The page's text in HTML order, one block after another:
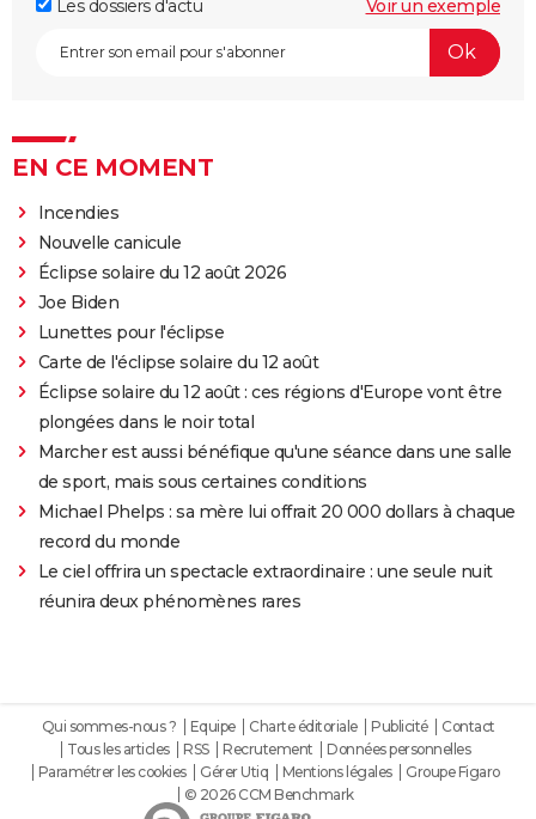
Les dossiers d'actu
Voir un exemple
EN CE MOMENT
Incendies
Nouvelle canicule
Éclipse solaire du 12 août 2026
Joe Biden
Lunettes pour l'éclipse
Carte de l'éclipse solaire du 12 août
Éclipse solaire du 12 août : ces régions d'Europe vont être
plongées dans le noir total
Marcher est aussi bénéfique qu'une séance dans une salle
de sport, mais sous certaines conditions
Michael Phelps : sa mère lui offrait 20 000 dollars à chaque
record du monde
Le ciel offrira un spectacle extraordinaire : une seule nuit
réunira deux phénomènes rares
Qui sommes-nous ? Equipe Charte éditoriale Publicité
Contact
Tous les articles
RSS Recrutement
Données personnelles
Paramétrer les cookies
Gérer Utiq Mentions légales
Groupe Figaro
© 2026 CCM Benchmark